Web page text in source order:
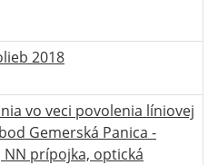
2018
vo veci povolenia líniovej
Gemerská Panica -
prípojka, optická